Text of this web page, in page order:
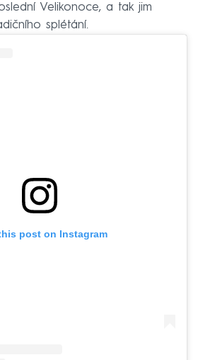
Velikonoce, a tak jim
splétání.
post on Instagram